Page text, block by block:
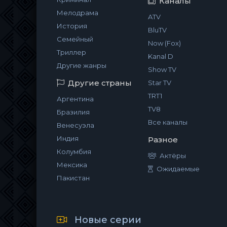
Мелодрама
История
Семейный
Триллер
Другие жанры
Другие страны
Аргентина
Бразилия
Венесуэла
Индия
Колумбия
Мексика
Пакистан
ATV
BluTV
Now (Fox)
Kanal D
Show TV
Star TV
TRT1
TV8
Все каналы
Разное
Актёры
Ожидаемые
Новые серии